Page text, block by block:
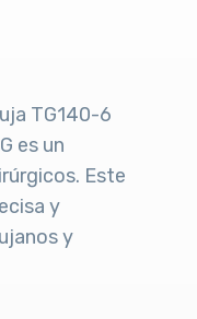
TG140-6
es un
Este
y
y